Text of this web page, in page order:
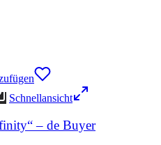
Schnellansicht
– de Buyer